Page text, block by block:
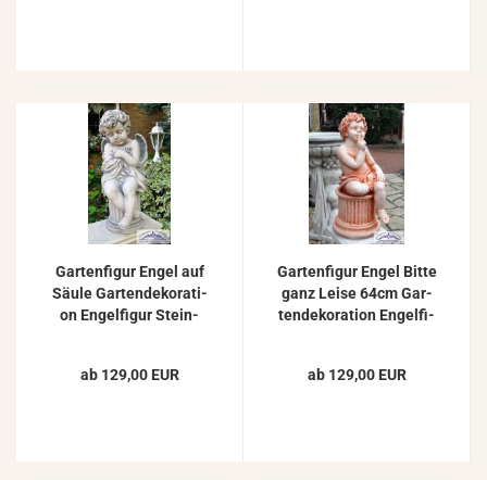
Gar­ten­fi­gur Engel auf
Säule Gar­ten­de­ko­ra­ti­
on En­gel­fi­gur Stein­
ab 129,00 EUR
Gar­ten­fi­gur Engel Bitte
ganz Leise 64cm Gar­
ten­de­ko­ra­ti­on En­gel­fi­
4100
ab 129,00 EUR